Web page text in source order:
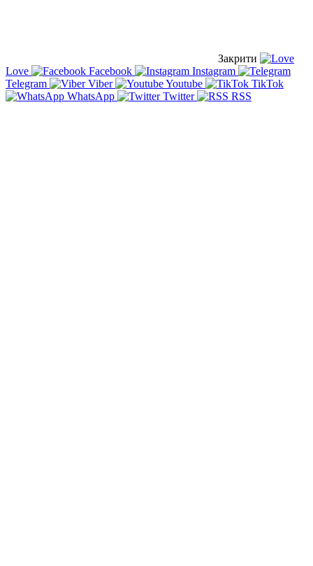
Закрити
Love
Facebook
Instagram
Telegram
Viber Youtube
TikTok
WhatsApp
Twitter RSS